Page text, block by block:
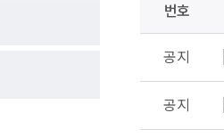
번호
공지
공지